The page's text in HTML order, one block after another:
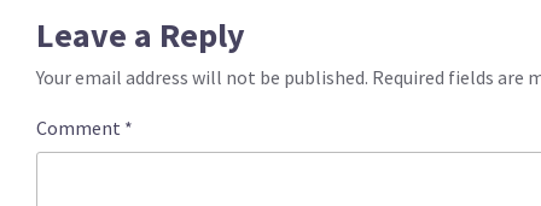
Leave a Reply
Your email address will not be published. Required fields are
Comment *